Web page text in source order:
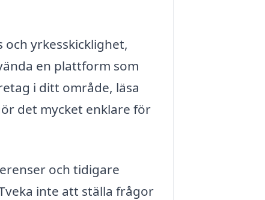
yrkesskicklighet,
en plattform som
i ditt område, läsa
det mycket enklare för
och tidigare
inte att ställa frågor